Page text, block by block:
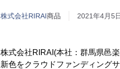
株式会社RIRAI商品 2021年4月5
株式会社RIRAI(本社：群馬県邑
新色をクラウドファンディング